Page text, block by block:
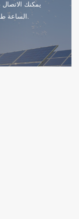
يمكنك
الساعة طوال أيام الأسبوع عبر البريد الإلكتروني أو الهاتف.